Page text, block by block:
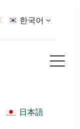
한국어
日本語